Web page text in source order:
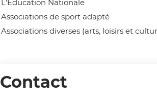
L'Education Nationale
Associations de sport adapté
Associations diverses (arts, loisirs et
Contact